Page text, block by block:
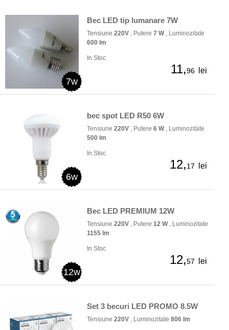
7w
Bec LED tip lumanare 7W
Tensiune 220V , Putere 7 W, Luminozitate
600 lm
In Stoc
11,96 lei
6w
bec spot LED R50 6W
Tensiune 220V , Putere 6 W, Luminozitate
500 lm
In Stoc
12,17 lei
12w
Bec LED PREMIUM 12W
Tensiune 220V , Putere 12 W, Luminozitate
1155 lm
In Stoc
12,57 lei
Set 3 becuri LED PROMO 8.5W
Tensiune 220V , Luminozitate 806 lm